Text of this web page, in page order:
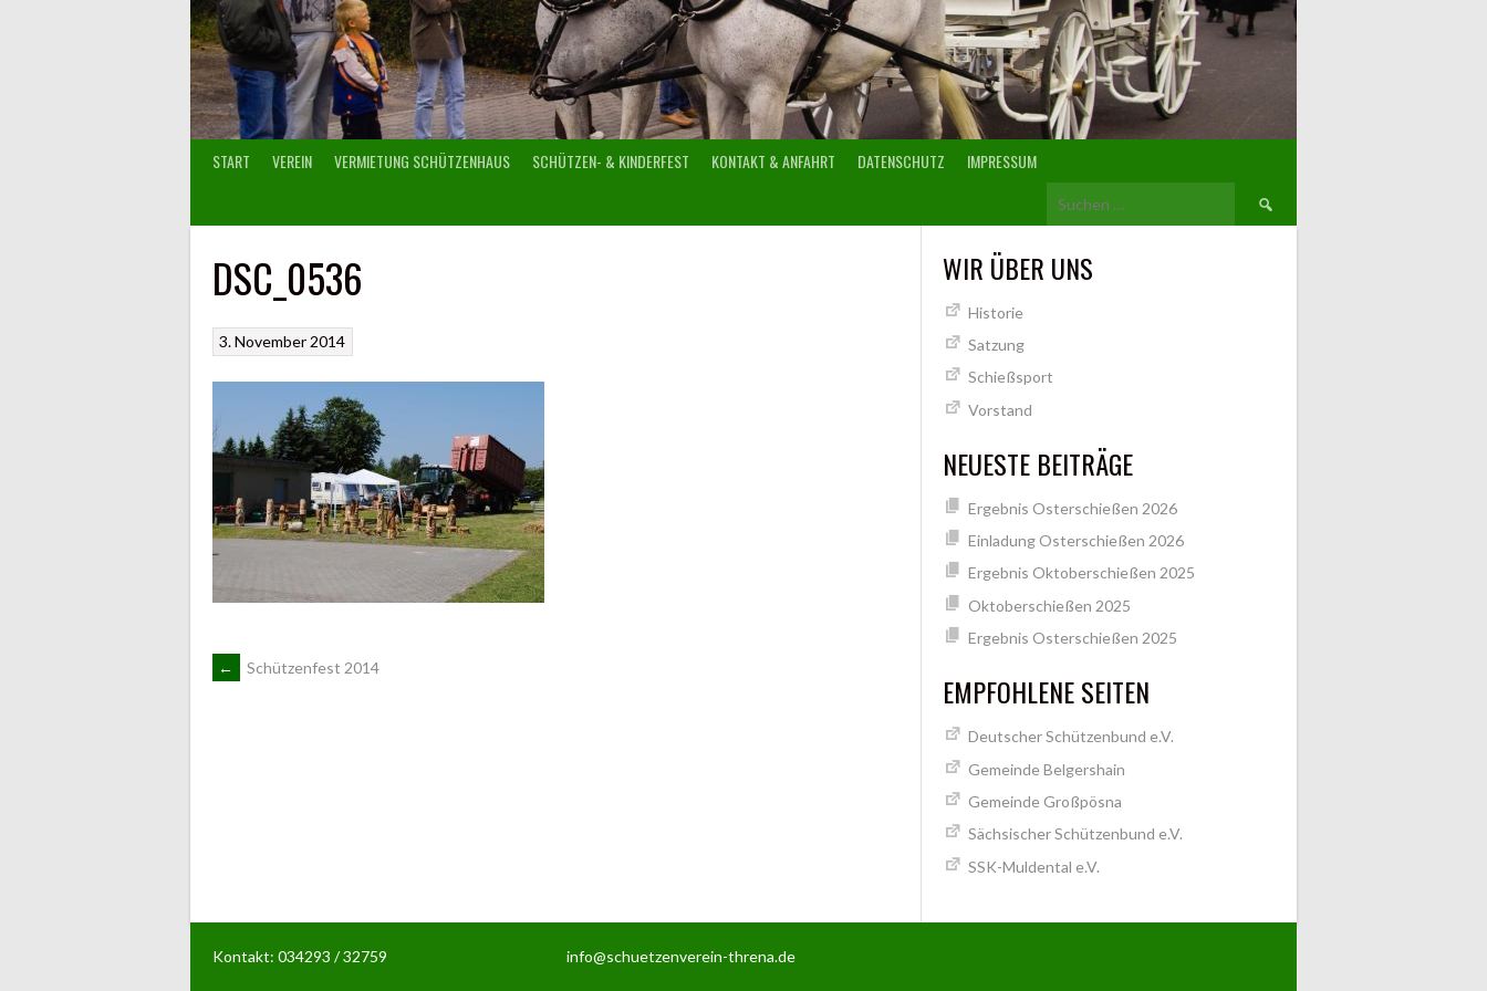
START VEREIN VERMIETUNG SCHÜTZENHAUS SCHÜTZEN- & KINDERFEST KONTAKT & ANFAHRT DATENSCHUTZ IMPRESSUM
Suchen
DSC_0536
3. November 2014
ARTIKEL-
← Schützenfest 2014
WIR ÜBER UNS
Historie
Satzung
Schießsport
Vorstand
NEUESTE BEITRÄGE
Ergebnis Osterschießen 2026
Einladung Osterschießen 2026
Ergebnis Oktoberschießen 2025
Oktoberschießen 2025
Ergebnis Osterschießen 2025
EMPFOHLENE SEITEN
Deutscher Schützenbund e.V.
Gemeinde Belgershain
Gemeinde Großpösna
Sächsischer Schützenbund e.V.
SSK-Muldental e.V.
Kontakt: 034293 / 32759 info@schuetzenverein-threna.de